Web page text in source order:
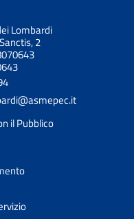
Lombardi
2
il Pubblico